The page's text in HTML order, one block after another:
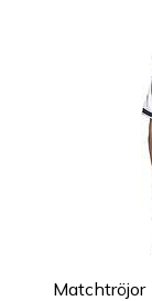
Matchtröjor